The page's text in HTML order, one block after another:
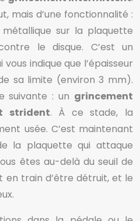
mais d’une fonctionnalité :
sur la plaquette
le disque. C’est un
indique que l’épaisseur
sa limite (environ 3 mm).
suivante : un grincement
strident. À ce stade, la
usée. C’est maintenant
la plaquette qui attaque
êtes au-delà du seuil de
en train d’être détruit, et le